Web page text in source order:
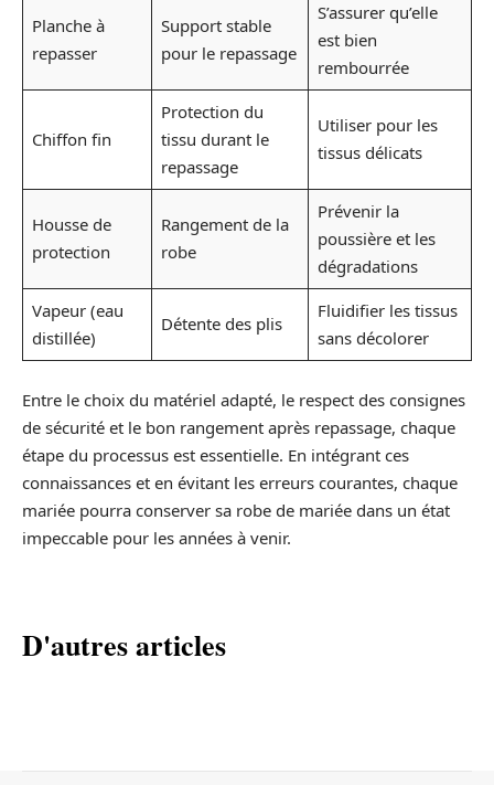
Planche à
repasser
Support stable
pour le repassage
S’assurer qu’elle
est bien
rembourrée
Chiffon fin
Protection du
tissu durant le
repassage
Utiliser pour les
tissus délicats
Housse de
protection
Rangement de la
robe
Prévenir la
poussière et les
dégradations
Vapeur (eau
distillée)
Détente des plis
Fluidifier les tissus
sans décolorer
Entre le choix du matériel adapté, le respect des consignes
de sécurité et le bon rangement après repassage, chaque
étape du processus est essentielle. En intégrant ces
connaissances et en évitant les erreurs courantes, chaque
mariée pourra conserver sa robe de mariée dans un état
impeccable pour les années à venir.
D'autres articles